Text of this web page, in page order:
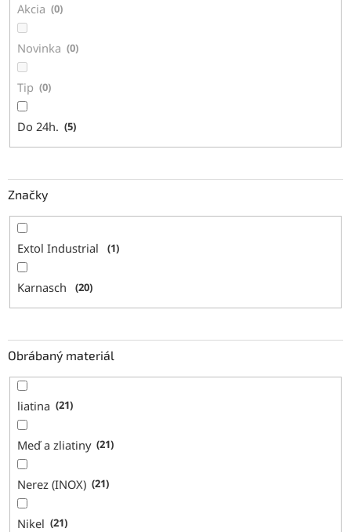
Akcia 0
Novinka 0
Tip 0
Do 24h. 5
Značky
Extol Industrial 1
Karnasch 20
Obrábaný materiál
liatina 21
Meď a zliatiny 21
Nerez (INOX) 21
Nikel 21